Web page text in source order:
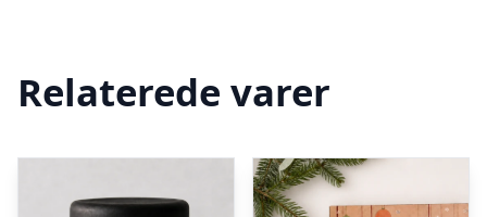
Relaterede varer